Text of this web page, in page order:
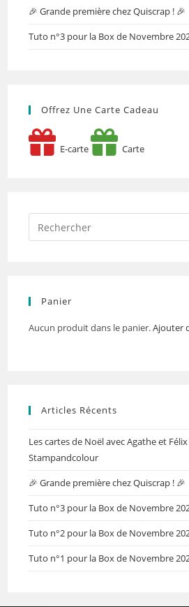
🎉 Grande première chez Quiscrap ! 🎉
Tuto n°3 pour la Box de Novembre
Offrez Une Carte Cadeau
E-carte Carte
Panier
Aucun produit dans le panier.Ajouter
Articles Récents
Les cartes de Noël avec Agathe et
Stampandcolour
🎉 Grande première chez Quiscrap ! 🎉
Tuto n°3 pour la Box de Novembre
Tuto n°2 pour la Box de Novembre
Tuto n°1 pour la Box de Novembre